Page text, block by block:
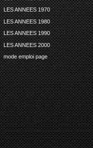
LES ANNEES 1970
LES ANNEES 1980
LES ANNEES 1990
LES ANNEES 2000
mode emploi page